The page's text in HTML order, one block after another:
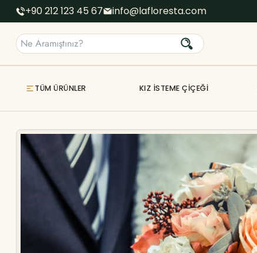
+90 212 123 45 67 info@lafloresta.com
TÜM ÜRÜNLER KIZ İSTEME ÇIÇEĞI